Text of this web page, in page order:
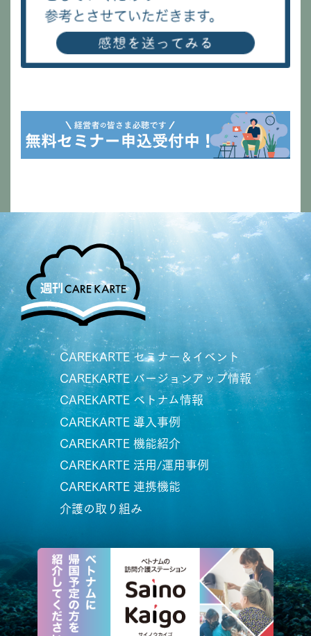
CAREKARTE セミナー＆イベント
CAREKARTE バージョンアップ情報
CAREKARTE ベトナム情報
CAREKARTE 導入事例
CAREKARTE 機能紹介
CAREKARTE 活用/運用事例
CAREKARTE 連携機能
介護の取り組み